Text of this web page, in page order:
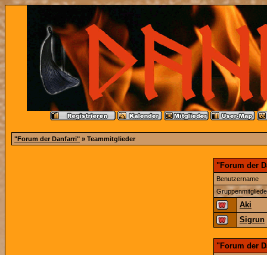
"Forum der Danfarri" » Teammitglieder
"Forum der
Benutzername
Aki
Sigrun
"Forum der